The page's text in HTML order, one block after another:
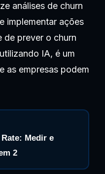
análises de churn
implementar ações
de prever o churn
IA, é um
as empresas podem
Medir e
2